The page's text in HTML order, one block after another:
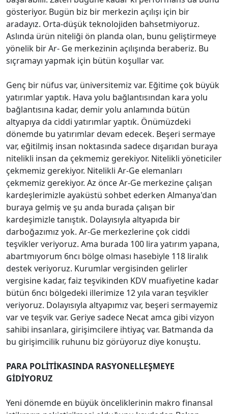
gösteriyor. Bugün biz bir merkezin açılışı için bir
aradayız. Orta-düşük teknolojiden bahsetmiyoruz.
Aslında ürün niteliği ön planda olan, bunu geliştirmeye
yönelik bir Ar- Ge merkezinin açılışında beraberiz. Bu
sıçramayı yapmak için bütün koşullar var.
Genç bir nüfus var, üniversitemiz var. Eğitime çok büyük
yatırımlar yaptık. Hava yolu bağlantısından kara yolu
bağlantısına kadar, demir yolu anlamında bütün
altyapıya da ciddi yatırımlar yaptık. Önümüzdeki
dönemde bu yatırımlar devam edecek. Beşeri sermaye
var, eğitilmiş insan noktasında sadece dışarıdan buraya
nitelikli insan da çekmemiz gerekiyor. Nitelikli yöneticiler
çekmemiz gerekiyor. Nitelikli Ar-Ge elemanları
çekmemiz gerekiyor. Az önce Ar-Ge merkezine çalışan
kardeşlerimizle ayaküstü sohbet ederken Almanya'dan
buraya gelmiş ve şu anda burada çalışan bir
kardeşimizle tanıştık. Dolayısıyla altyapıda bir
darboğazımız yok. Ar-Ge merkezlerine çok ciddi
teşvikler veriyoruz. Ama burada 100 lira yatırım yapana,
abartmıyorum 6ncı bölge olması hasebiyle 118 liralık
destek veriyoruz. Kurumlar vergisinden gelirler
vergisine kadar, faiz teşvikinden KDV muafiyetine kadar
bütün 6ncı bölgedeki illerimize 12 yıla varan teşvikler
veriyoruz. Dolayısıyla altyapımız var, beşeri sermayemiz
var ve teşvik var. Geriye sadece Necat amca gibi vizyon
sahibi insanlara, girişimcilere ihtiyaç var. Batmanda da
bu girişimcilik ruhunu biz görüyoruz diye konuştu.
PARA POLİTİKASINDA RASYONELLEŞMEYE
GİDİYORUZ
Yeni dönemde en büyük önceliklerinin makro finansal